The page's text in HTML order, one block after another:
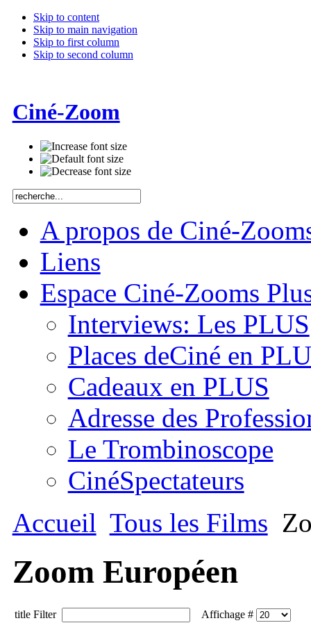
Skip to content
Skip to main navigation
Skip to first column
Skip to second column
Ciné-Zoom
A propos de Ciné-
Liens
Espace Ciné-Zooms
Interviews: Les PLUS
Places deCiné en
Cadeaux en PLUS
Adresse des
Le Trombinoscope
CinéSpectateurs
Accueil Tous les Films
Zoom Européen
title Filter
Affichage #